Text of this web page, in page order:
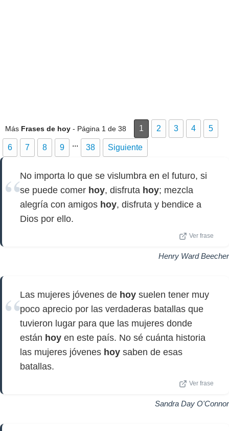
Más Frases de hoy - Página 1 de 38 1 2 3 4 5
6 7 8 9 ... 38 Siguiente
No importa lo que se vislumbra en el futuro, si
se puede comer hoy, disfruta hoy; mezcla
alegría con amigos hoy, disfruta y bendice a
Dios por ello.
Ver frase
Henry Ward Beecher
Las mujeres jóvenes de hoy suelen tener muy
poco aprecio por las verdaderas batallas que
tuvieron lugar para que las mujeres donde
están hoy en este país. No sé cuánta historia
las mujeres jóvenes hoy saben de esas
batallas.
Ver frase
Sandra Day O'Connor